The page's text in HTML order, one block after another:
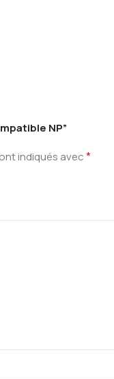
NP”
indiqués avec*